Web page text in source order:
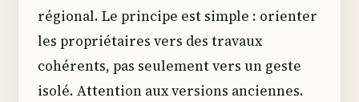
régional. Le principe est simple : orienter
les propriétaires vers des travaux
cohérents, pas seulement vers un geste
isolé. Attention aux versions anciennes.